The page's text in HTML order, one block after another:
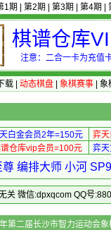
1期 第2期 第3期 第4期
棋谱仓库
注意：二合一卡为充值
载| 动态棋盘| 象棋赛事| 象
白金会员2年=150元
弈
仓库vip会员=100元 弈
编排大师 小河
关 微信:dpxqcom QQ号
- 2023年第二届长沙